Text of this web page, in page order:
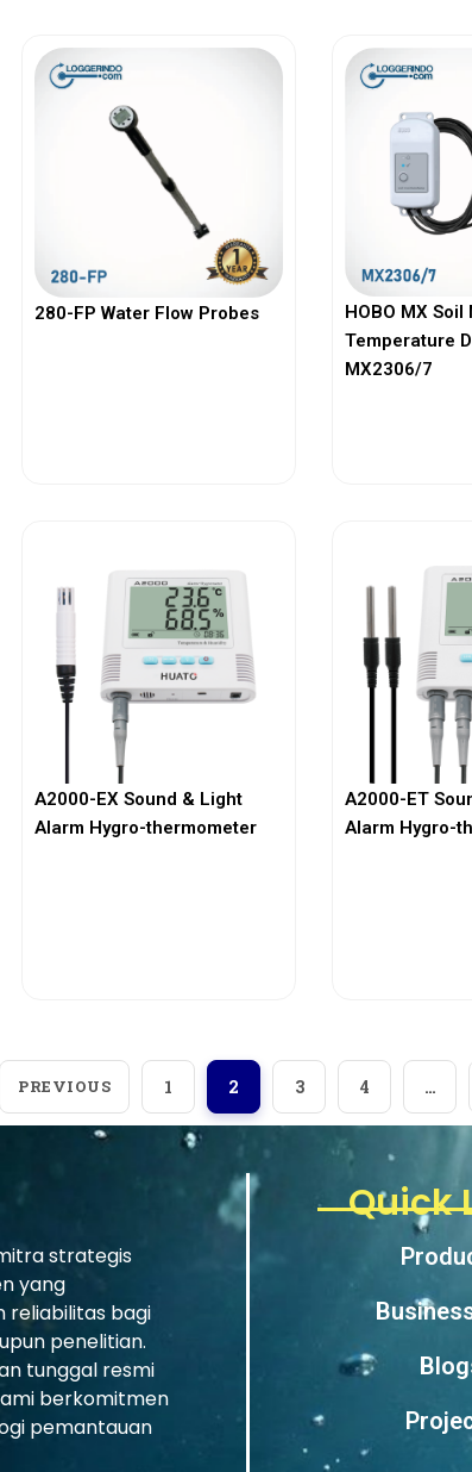
280-FP Water Flow Probes
HOBO MX
Temperature
MX2306/7
A2000-EX Sound & Light
Alarm Hygro-thermometer
A2000-ET
Alarm Hygro-
PREVIOUS 1 2 3 4 …
strategis
yang
reliabilitas bagi
penelitian.
tunggal resmi
berkomitmen
pemantauan
Quick